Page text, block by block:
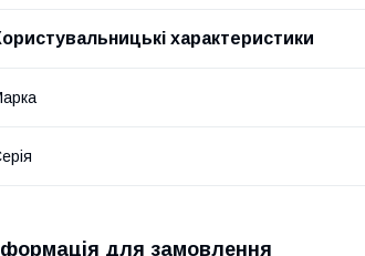
характеристики
для замовлення